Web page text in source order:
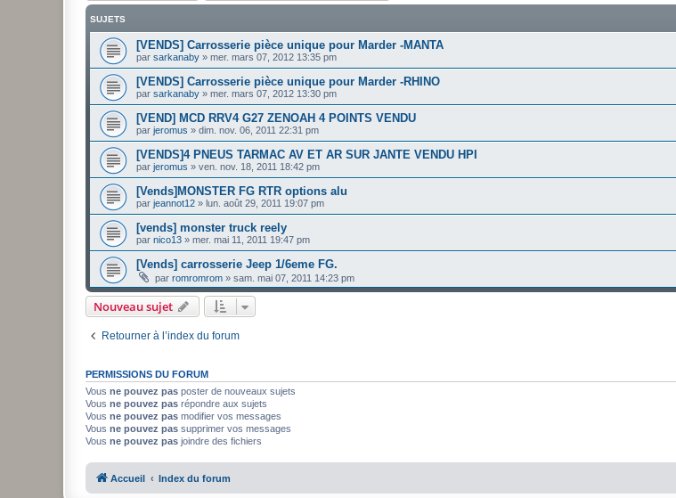
SUJETS
[VENDS] Carrosserie pièce unique pour Marder -MANTA
par sarkanaby » mer. mars 07, 2012 13:35 pm
[VENDS] Carrosserie pièce unique pour Marder -RHINO
par sarkanaby » mer. mars 07, 2012 13:30 pm
[VEND] MCD RRV4 G27 ZENOAH 4 POINTS VENDU
par jeromus » dim. nov. 06, 2011 22:31 pm
[VENDS]4 PNEUS TARMAC AV ET AR SUR JANTE VENDU HPI
par jeromus » ven. nov. 18, 2011 18:42 pm
[Vends]MONSTER FG RTR options alu
par jeannot12 » lun. août 29, 2011 19:07 pm
[vends] monster truck reely
par nico13 » mer. mai 11, 2011 19:47 pm
[Vends] carrosserie Jeep 1/6eme FG.
par romromrom » sam. mai 07, 2011 14:23 pm
Nouveau sujet
Retourner à l’index du forum
PERMISSIONS DU FORUM
Vous ne pouvez pas poster de nouveaux sujets
Vous ne pouvez pas répondre aux sujets
Vous ne pouvez pas modifier vos messages
Vous ne pouvez pas supprimer vos messages
Vous ne pouvez pas joindre des fichiers
Accueil Index du forum